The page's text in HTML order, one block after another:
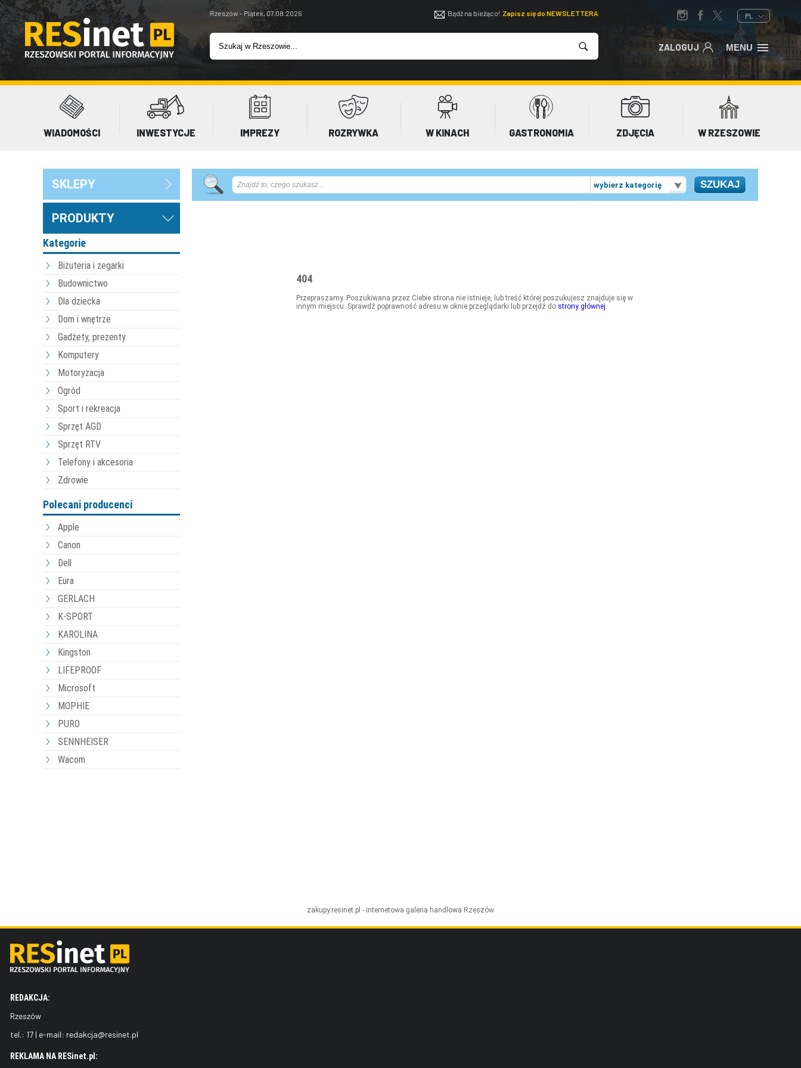
Rzeszów - Piątek, 07.08.2026 Bądź na bieżąco! Zapisz się do NEWSLETTERA PL
ZALOGUJ MENU
WIADOMOŚCI INWESTYCJE IMPREZY ROZRYWKA W KINACH GASTRONOMIA ZDJĘCIA W RZESZOWIE
SKLEPY
PRODUKTY
Kategorie
Biżuteria i zegarki
Budownictwo
Dla dziecka
Dom i wnętrze
Gadżety, prezenty
Komputery
Motoryzacja
Ogród
Sport i rekreacja
Sprzęt AGD
Sprzęt RTV
Telefony i akcesoria
Zdrowie
Polecani producenci
Apple
Canon
Dell
Eura
GERLACH
K-SPORT
KAROLINA
Kingston
LIFEPROOF
Microsoft
MOPHIE
PURO
SENNHEISER
Wacom
wybierz kategorię
404
Przepraszamy. Poszukiwana przez Ciebie strona nie istnieje, lub treść której poszukujesz znajduje się w
innym miejscu. Sprawdź poprawność adresu w oknie przeglądarki lub przejdź do strony głównej.
zakupy.resinet.pl - internetowa galeria handlowa Rzeszów
REDAKCJA:
Rzeszów
tel.: 17 | e-mail: redakcja@resinet.pl
REKLAMA NA RESinet.pl: